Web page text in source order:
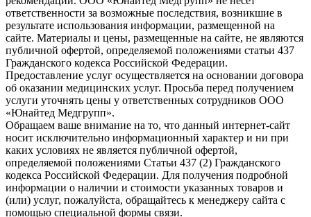
ответственности за возможные последствия, возникшие в
результате использования информации, размещенной на
сайте. Материалы и цены, размещенные на сайте, не являются
публичной офертой, определяемой положениями статьи 437
Гражданского кодекса Российской Федерации.
Предоставление услуг осуществляется на основании договора
об оказании медицинских услуг. Просьба перед получением
услуги уточнять цены у ответственных сотрудников ООО
«Юнайтед Медгрупп».
Обращаем ваше внимание на то, что данный интернет-сайт
носит исключительно информационный характер и ни при
каких условиях не является публичной офертой,
определяемой положениями Статьи 437 (2) Гражданского
кодекса Российской Федерации. Для получения подробной
информации о наличии и стоимости указанных товаров и
(или) услуг, пожалуйста, обращайтесь к менеджеру сайта с
помощью специальной формы связи.